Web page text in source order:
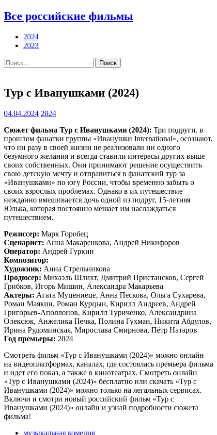
Все российские фильмы
2024
2023
Найти:
Тур с Иванушками (2024)
04.04.2024 2024
Сюжет фильма Тур с Иванушками (2024): Три подруги, в
прошлом фанатки группы «Иванушки International», осознают,
что ни разу в своей жизни не реализовали ни одного
безумного желания и всегда ставили интересы других выше
своих собственных. Они принимают решение осуществить
свою детскую мечту и отправиться в фанатский тур за
«Иванушками» по югу России, чтобы временно забыть о
своих взрослых проблемах. Однако в их путешествие
нежданно вмешивается дочь одной из подруг, 15-летняя
Юлька, которая постоянно мешает им наслаждаться
путешествием.
Режиссер: Марк Горобец
Сценарист: Анна Макаренкова, Андрей Никифоров
Оператор: Андрей Гуркин
Композитор:
Художник: Анна Стрельникова
Продюсер: Михаэль Шлихт, Дмитрий Пристансков, Сергей
Грибков, Игорь Мишин, Александра Макарьева
Актеры: Агата Муцениеце, Анна Пескова, Ольга Сухарева,
Роман Маякин, Роман Курцын, Кирилл Андреев, Андрей
Григорьев-Аполлонов, Кирилл Туриченко, Александрина
Олексюк, Анжелика Печка, Полина Гухман, Никита Абдулов,
Ирина Рудоминская, Мирослава Смирнова, Пётр Натаров
Год премьеры: 2024
Смотреть фильм «Тур с Иванушками (2024)» можно онлайн
на видеоплатформах, каналах, где состоялась премьера фильма
и идет его показ, а также в кинотеатрах. Смотреть онлайн
«Тур с Иванушками (2024)» бесплатно или скачать «Тур с
Иванушками (2024)» можно только на легальных сервисах.
Включи и смотри новый российский фильм «Тур с
Иванушками (2024)» онлайн и узнай подробности сюжета
фильма!
музыкальная комедия